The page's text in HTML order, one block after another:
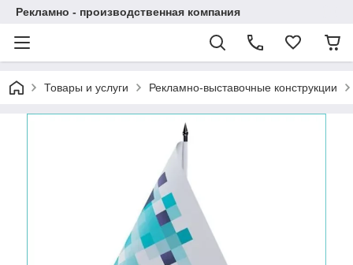
Рекламно - производственная компания
Товары и услуги Рекламно-выставочные конструкции